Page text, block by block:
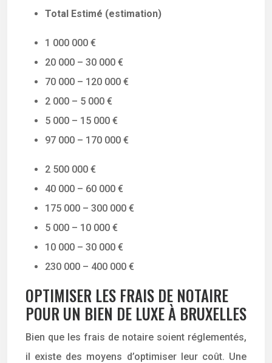
Total Estimé (estimation)
1 000 000 €
20 000 – 30 000 €
70 000 – 120 000 €
2 000 – 5 000 €
5 000 – 15 000 €
97 000 – 170 000 €
2 500 000 €
40 000 – 60 000 €
175 000 – 300 000 €
5 000 – 10 000 €
10 000 – 30 000 €
230 000 – 400 000 €
OPTIMISER LES FRAIS DE NOTAIRE
POUR UN BIEN DE LUXE À BRUXELLES
Bien que les frais de notaire soient réglementés,
il existe des moyens d’optimiser leur coût. Une